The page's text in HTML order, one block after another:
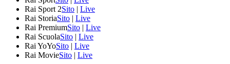
Rai Sport 2Sito | Live
Rai StoriaSito | Live
Rai PremiumSito | Live
Rai ScuolaSito | Live
Rai YoYoSito | Live
Rai MovieSito | Live